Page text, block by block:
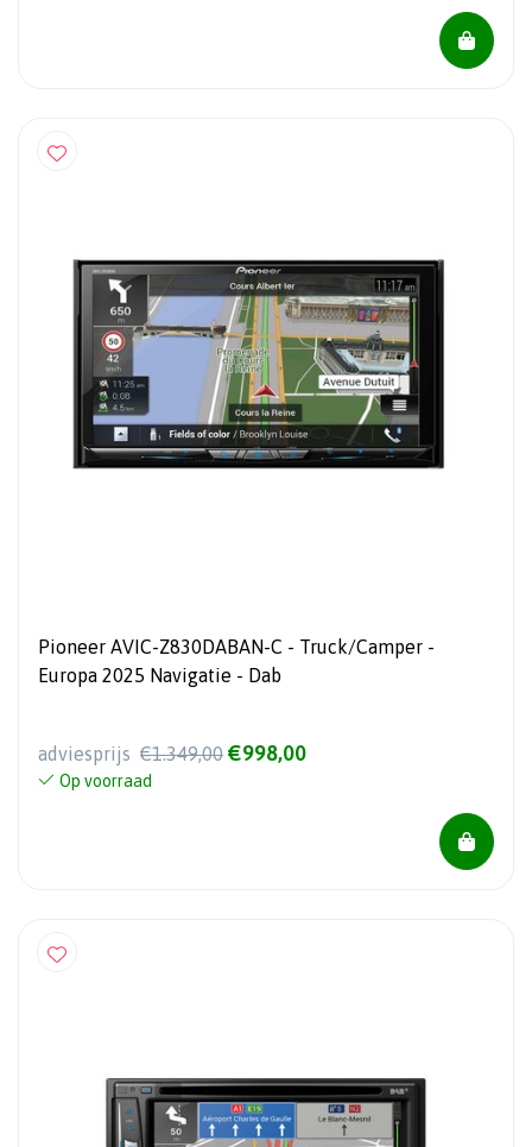
Pioneer AVIC-Z830DABAN-C - Truck/Camper -
Europa 2025 Navigatie - Dab
adviesprijs €1.349,00 €998,00
Op voorraad